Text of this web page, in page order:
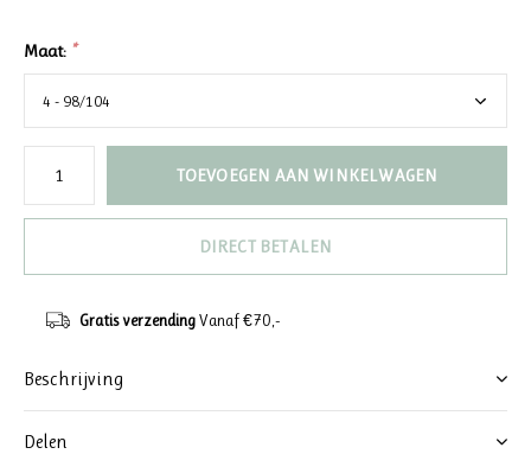
Maat: *
TOEVOEGEN AAN WINKELWAGEN
DIRECT BETALEN
Gratis verzendingVanaf €70,-
Beschrijving
Delen